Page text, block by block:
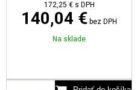
172,25 € s DPH
140,04 € bez DPH
Na sklade